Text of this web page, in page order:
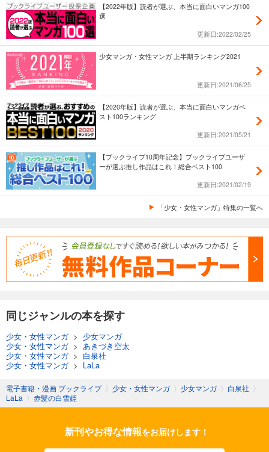
【2022年版】読者が選ぶ、本当に面白いマンガ100
選
更新日:2022/02/25
少女マンガ・女性マンガ 上半期ランキング2021
更新日:2021/06/25
【2020年版】読者が選ぶ、本当に面白いマンガベ
スト100ランキング
更新日:2021/05/21
【ブックライブ10周年記念】ブックライブユーザ
ーが選ぶ推し作品はこれ！総合ベスト100
更新日:2021/02/19
「少女・女性マンガ」特集の一覧へ
同じジャンルの本を探す
少女・女性マンガ> 少女マンガ
少女・女性マンガ> あきづき空太
少女・女性マンガ> 白泉社
少女・女性マンガ> LaLa
電子書籍・漫画 ブックライブ 〉 少女・女性マンガ 〉 少女マンガ 〉 白泉社 〉
LaLa 〉 赤髪の白雪姫
新刊やお得な情報をお届けします！